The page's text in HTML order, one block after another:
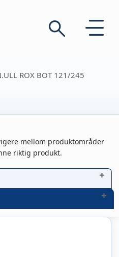
ROX BOT 121/245
mellom produktområder
riktig produkt.